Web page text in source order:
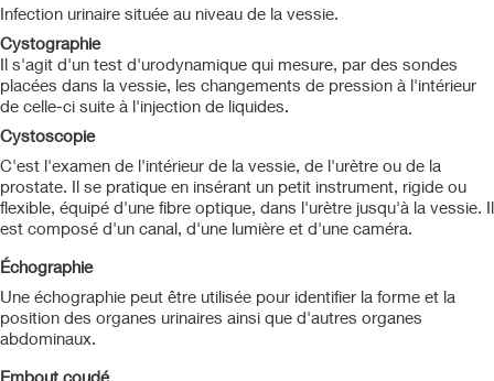
Infection urinaire située au niveau de la vessie.
Cystographie
Il s'agit d'un test d'urodynamique qui mesure, par des sondes
placées dans la vessie, les changements de pression à l'intérieur
de celle-ci suite à l'injection de liquides.
Cystoscopie
C'est l'examen de l'intérieur de la vessie, de l'urètre ou de la
prostate. Il se pratique en insérant un petit instrument, rigide ou
flexible, équipé d'une fibre optique, dans l'urètre jusqu'à la vessie. Il
est composé d'un canal, d'une lumière et d'une caméra.
Échographie
Une échographie peut être utilisée pour identifier la forme et la
position des organes urinaires ainsi que d'autres organes
abdominaux.
Embout coudé